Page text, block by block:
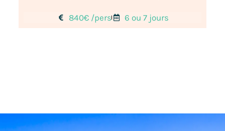
840€ /pers 6 ou 7 jours